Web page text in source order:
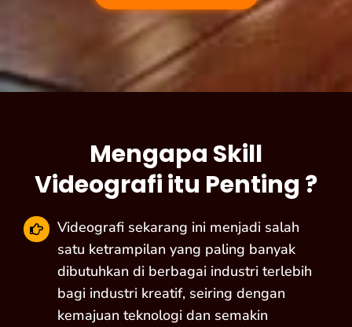
Mengapa Skill
Videografi itu Penting ?
Videografi sekarang ini menjadi salah
satu ketrampilan yang paling banyak
dibutuhkan di berbagai industri terlebih
bagi industri kreatif, seiring dengan
kemajuan teknologi dan semakin